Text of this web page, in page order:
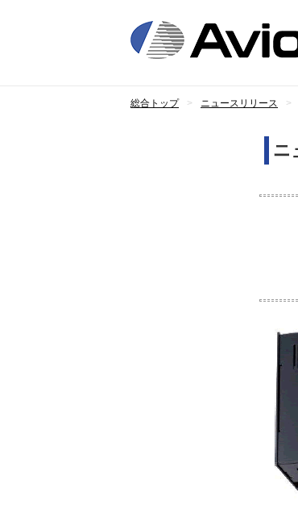
総合トップ ニュースリリース